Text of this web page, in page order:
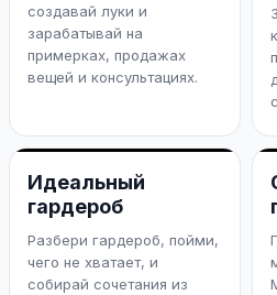
создавай луки и
зарабатывай на
примерках, продажах
вещей и консультациях.
Идеальный
гардероб
Разбери гардероб, пойми,
чего не хватает, и
собирай сочетания из